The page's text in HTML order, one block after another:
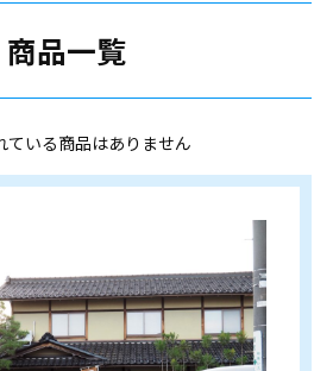
商品一覧
ている商品はありません